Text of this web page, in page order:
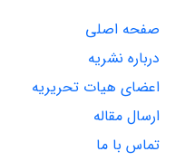
صفحه اصلی
درباره نشریه
اعضای هیات تحریریه
ارسال مقاله
تماس با ما